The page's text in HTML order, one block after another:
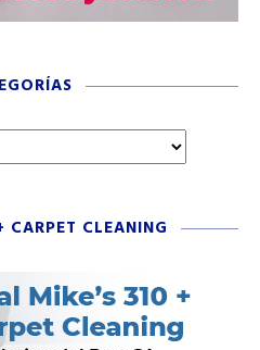
CARPET CLEANING